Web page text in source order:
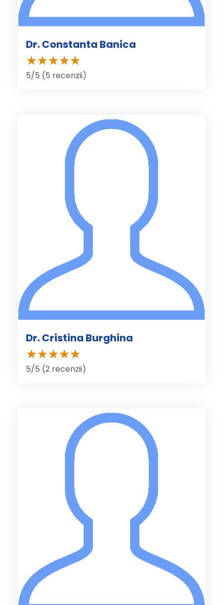
Dr. Constanta Banica
5/5 (5 recenzii)
Dr. Cristina Burghina
5/5 (2 recenzii)